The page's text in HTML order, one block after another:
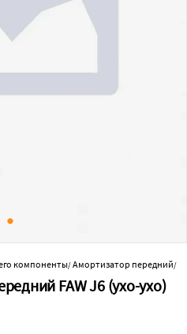
компоненты/Амортизатор передний/
FAW J6 (ухо-ухо)